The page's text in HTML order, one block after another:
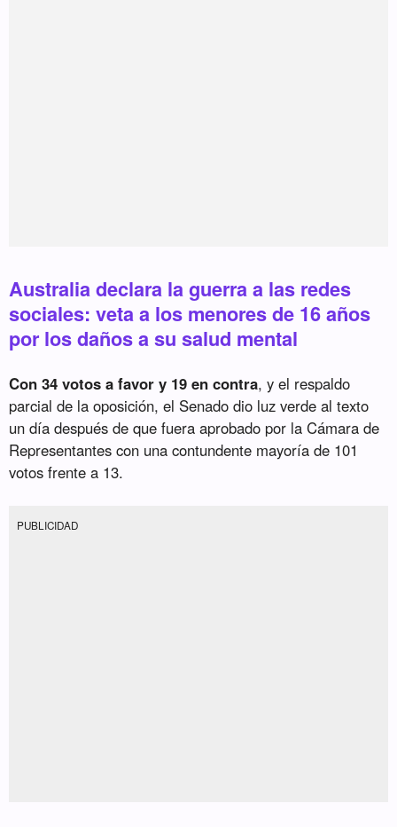
Australia declara la guerra a las redes
sociales: veta a los menores de 16 años
por los daños a su salud mental
Con 34 votos a favor y 19 en contra, y el respaldo
parcial de la oposición, el Senado dio luz verde al texto
un día después de que fuera aprobado por la Cámara de
Representantes con una contundente mayoría de 101
votos frente a 13.
PUBLICIDAD